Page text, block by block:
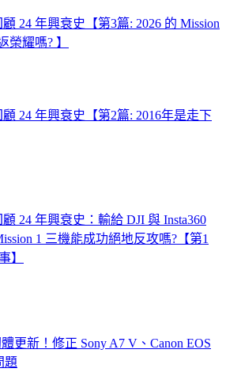
24 年興衰史【第3篇: 2026 的 Mission
榮耀嗎? 】
24 年興衰史【第2篇: 2016年是走下
24 年興衰史：輸給 DJI 與 Insta360
1 三機能成功絕地反攻嗎?【第1
】
更新！修正 Sony A7 V、Canon EOS
題